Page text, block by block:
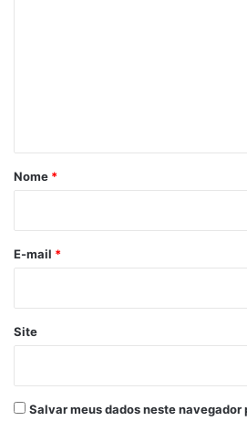
r
*
Nome *
E-mail *
Site
Salvar meus dados neste navegador